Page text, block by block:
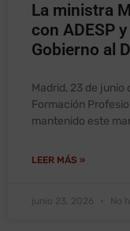
La ministra
con ADESP
Gobierno al
Madrid, 23 de
Formación
mantenido este
LEER MÁS »
junio 23, 2026 No